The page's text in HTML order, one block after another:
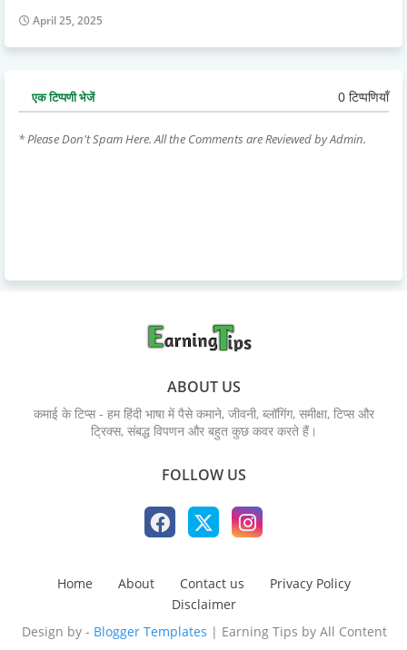
April 25, 2025
एक टिप्पणी भेजें 0 टिप्पणियाँ
* Please Don't Spam Here. All the Comments are Reviewed by Admin.
ABOUT US
कमाई के टिप्स - हम हिंदी भाषा में पैसे कमाने, जीवनी, ब्लॉगिंग, समीक्षा, टिप्स और
ट्रिक्स, संबद्ध विपणन और बहुत कुछ कवर करते हैं।
FOLLOW US
Home About Contact us
Privacy Policy
Disclaimer
Design by - Blogger Templates | Earning Tips by All Content